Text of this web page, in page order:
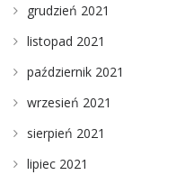
grudzień 2021
listopad 2021
październik 2021
wrzesień 2021
sierpień 2021
lipiec 2021